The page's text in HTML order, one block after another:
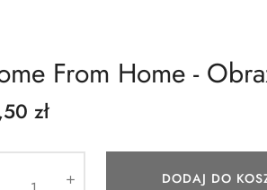
From Home -
zł
DODAJ DO